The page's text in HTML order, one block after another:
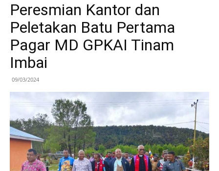
Peresmian Kantor dan
Peletakan Batu Pertama
Pagar MD GPKAI Tinam
Imbai
09/03/2024